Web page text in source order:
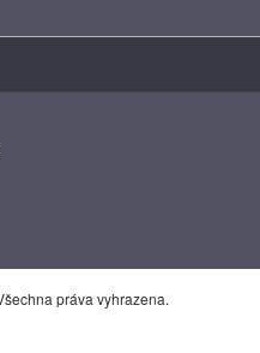
práva vyhrazena.